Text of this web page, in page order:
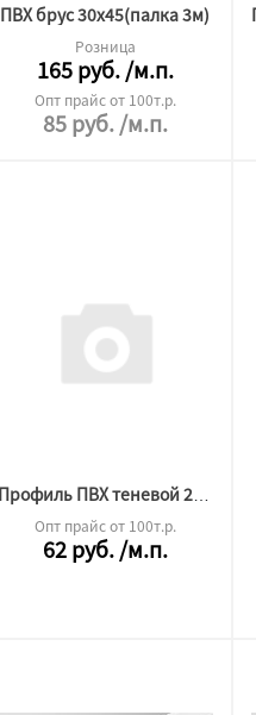
ПВХ брус 30х45(палка 3м)
Розница
165руб./м.п.
Опт прайс от 100т.р.
85руб./м.п.
Профиль ПВХ теневой 2,5м
Опт прайс от 100т.р.
62руб./м.п.